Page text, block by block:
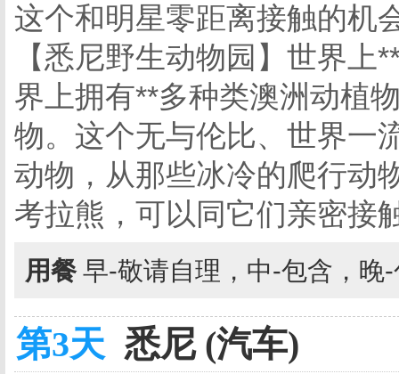
这个和明星零距离接触的机
【悉尼野生动物园】世界
界上拥有**多种类澳洲动植
物。这个无与伦比、世界一
动物，从那些冰冷的爬行动
考拉熊，可以同它们亲密接
用餐 早-敬请自理，中-包含，晚
第3天 悉尼 (汽车)